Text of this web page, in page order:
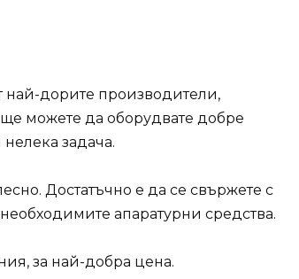
най-дорите производители,
можете да оборудвате добре
задача.
Достатъчно е да се свържете с
апаратурни средства.
за най-добра цена.